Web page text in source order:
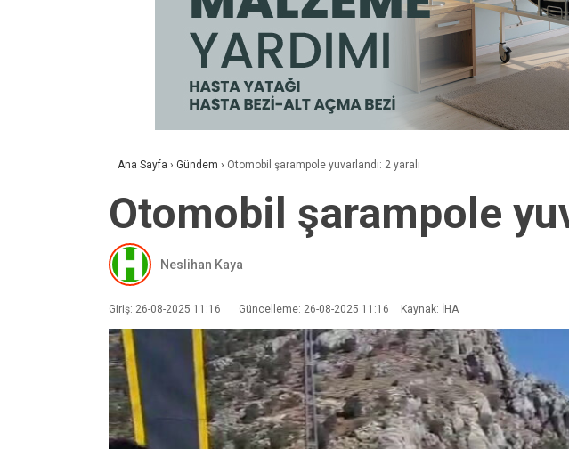
Ana Sayfa › Gündem › Otomobil şarampole yuvarlandı: 2 yaralı
Otomobil şarampole
Neslihan Kaya
Giriş: 26-08-2025 11:16 Güncelleme: 26-08-2025 11:16 Kaynak: İHA